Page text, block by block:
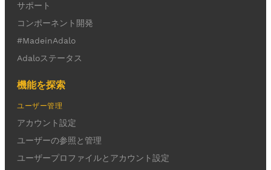
サポート
コンポーネント開発
#MadeinAdalo
Adaloステータス
機能を探索
ユーザー管理
アカウント設定
ユーザーの参照と管理
ユーザープロファイルとアカウント設定